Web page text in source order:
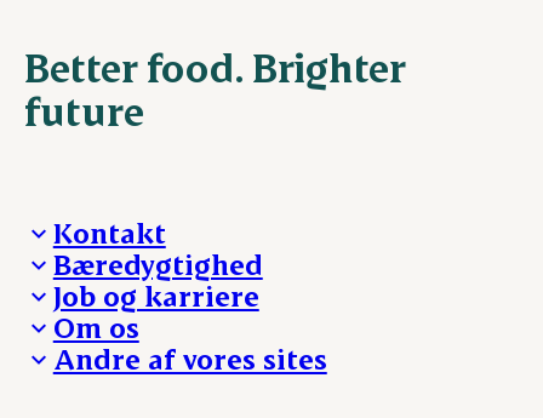
Better food. Brighter
future
Kontakt
Besøg Danish Crown
Presse og nyheder
Reklamationer
Whistleblower
Øvrige henvendelser
Bæredygtighed
Fra jord til bord
Hverdagen
Ansvarlighed og nøgletal
Job og karriere
Arbejd med os
Ledige stillinger
Om os
Hvem er vi
Andre af vores sites